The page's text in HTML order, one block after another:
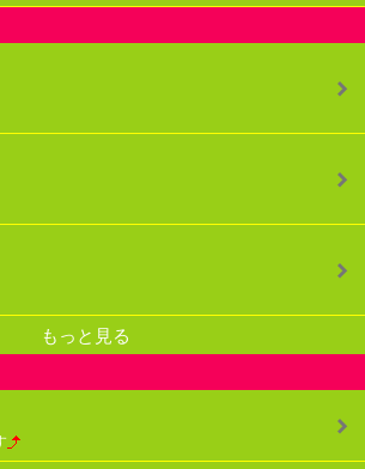
もっと見る